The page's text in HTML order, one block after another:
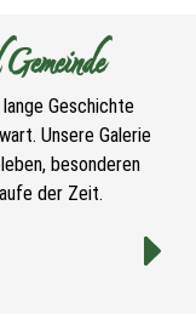
Geschichte
Unsere Galerie
besonderen
der Zeit.